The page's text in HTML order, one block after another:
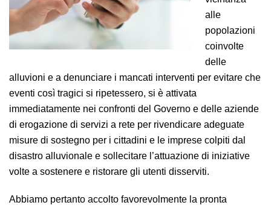
alle
popolazioni
coinvolte
delle
alluvioni e a denunciare i mancati interventi per evitare che
eventi così tragici si ripetessero, si è attivata
immediatamente nei confronti del Governo e delle aziende
di erogazione di servizi a rete per rivendicare adeguate
misure di sostegno per i cittadini e le imprese colpiti dal
disastro alluvionale e sollecitare l’attuazione di iniziative
volte a sostenere e ristorare gli utenti disserviti.
Abbiamo pertanto accolto favorevolmente la pronta